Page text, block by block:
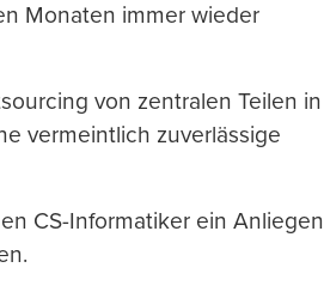
Monaten immer wieder
von zentralen Teilen in
vermeintlich zuverlässige
CS-Informatiker ein Anliegen